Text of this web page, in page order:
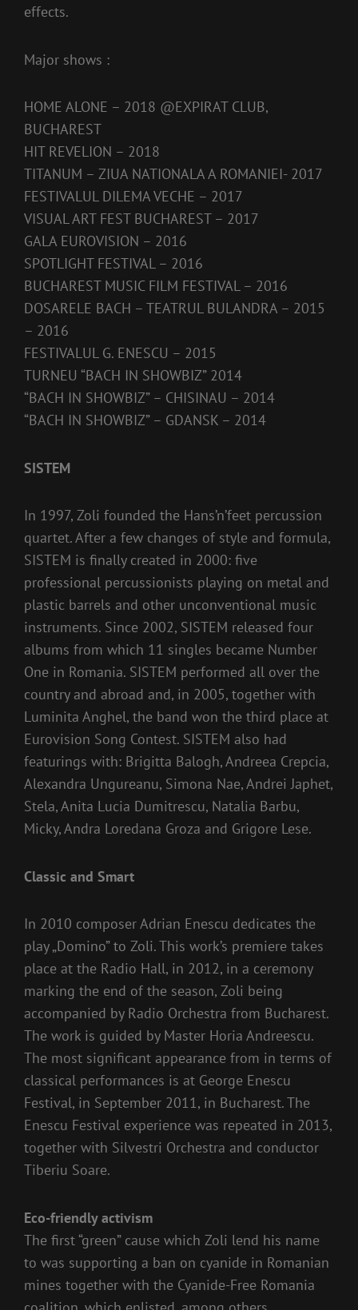
effects.
Major shows :
HOME ALONE – 2018 @EXPIRAT CLUB,
BUCHAREST
HIT REVELION – 2018
TITANUM – ZIUA NATIONALA A ROMANIEI- 2017
FESTIVALUL DILEMA VECHE – 2017
VISUAL ART FEST BUCHAREST – 2017
GALA EUROVISION – 2016
SPOTLIGHT FESTIVAL – 2016
BUCHAREST MUSIC FILM FESTIVAL – 2016
DOSARELE BACH – TEATRUL BULANDRA – 2015
– 2016
FESTIVALUL G. ENESCU – 2015
TURNEU “BACH IN SHOWBIZ” 2014
“BACH IN SHOWBIZ” – CHISINAU – 2014
“BACH IN SHOWBIZ” – GDANSK – 2014
SISTEM
In 1997, Zoli founded the Hans’n’feet percussion
quartet. After a few changes of style and formula,
SISTEM is finally created in 2000: five
professional percussionists playing on metal and
plastic barrels and other unconventional music
instruments. Since 2002, SISTEM released four
albums from which 11 singles became Number
One in Romania. SISTEM performed all over the
country and abroad and, in 2005, together with
Luminita Anghel, the band won the third place at
Eurovision Song Contest. SISTEM also had
featurings with: Brigitta Balogh, Andreea Crepcia,
Alexandra Ungureanu, Simona Nae, Andrei Japhet,
Stela, Anita Lucia Dumitrescu, Natalia Barbu,
Micky, Andra Loredana Groza and Grigore Lese.
Classic and Smart
In 2010 composer Adrian Enescu dedicates the
play „Domino” to Zoli. This work’s premiere takes
place at the Radio Hall, in 2012, in a ceremony
marking the end of the season, Zoli being
accompanied by Radio Orchestra from Bucharest.
The work is guided by Master Horia Andreescu.
The most significant appearance from in terms of
classical performances is at George Enescu
Festival, in September 2011, in Bucharest. The
Enescu Festival experience was repeated in 2013,
together with Silvestri Orchestra and conductor
Tiberiu Soare.
Eco-friendly activism
The first “green” cause which Zoli lend his name
to was supporting a ban on cyanide in Romanian
mines together with the Cyanide-Free Romania